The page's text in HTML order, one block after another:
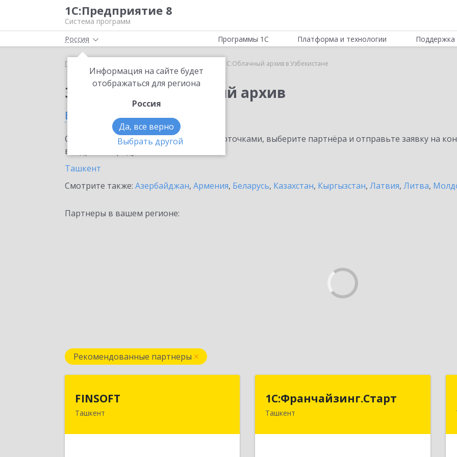
1С:Предприятие 8
Система программ
Россия
Информация на сайте будет
отображаться для региона
Россия
Да, все верно
Выбрать другой
Программы 1С Платформа и технологии Поддержка
Главная 1С:Облачный архив в Узбекистане
Заказать 1С:Облачный архив
в Узбекистане
Ознакомьтесь с информационными карточками, выберите партнёра и отправьте заявку на
внедрение продукта.
Ташкент
Смотрите также: Азербайджан, Армения, Беларусь, Казахстан, Кыргызстан, Латвия, Литва,
Партнеры в вашем регионе:
Рекомендованные партнеры
FINSOFT
Ташкент
Узбекистан г.Ташкент ул. Оромбаш,
1С:Франчайзинг.Старт
Ташкент
1С:Франчайзинг.Старт